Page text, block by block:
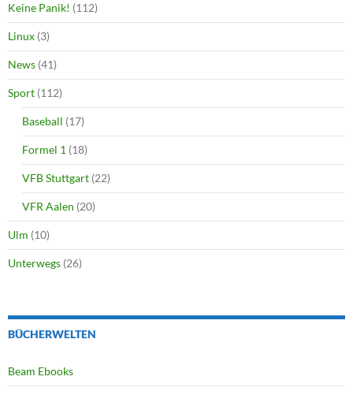
Keine Panik! (112)
Linux (3)
News (41)
Sport (112)
Baseball (17)
Formel 1 (18)
VFB Stuttgart (22)
VFR Aalen (20)
Ulm (10)
Unterwegs (26)
BÜCHERWELTEN
Beam Ebooks